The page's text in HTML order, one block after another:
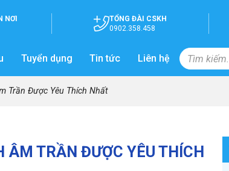
NƠI
TỔNG ĐÀI CSKH
0902.358.458
Tuyển dụng Tin tức Liên hệ
Trần Được Yêu Thích Nhất
ÂM TRẦN ĐƯỢC YÊU THÍCH